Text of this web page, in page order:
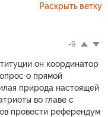
Раскрыть ветку
-9
он координатор
о прямой
природа настоящей
во главе с
провести референдум